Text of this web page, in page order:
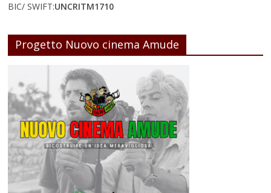
BIC/ SWIFT:UNCRITM1710
Progetto Nuovo cinema Amude